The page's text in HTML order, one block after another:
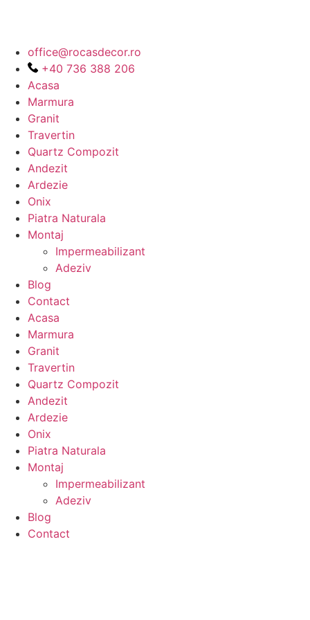
office@rocasdecor.ro
+40 736 388 206
Acasa
Marmura
Granit
Travertin
Quartz Compozit
Andezit
Ardezie
Onix
Piatra Naturala
Montaj
Impermeabilizant
Adeziv
Blog
Contact
Acasa
Marmura
Granit
Travertin
Quartz Compozit
Andezit
Ardezie
Onix
Piatra Naturala
Montaj
Impermeabilizant
Adeziv
Blog
Contact